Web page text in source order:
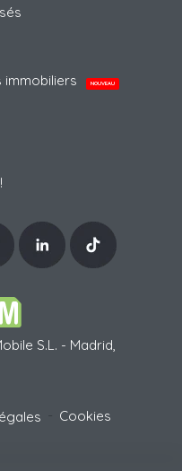
immobiliers
NOUVEAU
S.L. - Madrid,
Cookies